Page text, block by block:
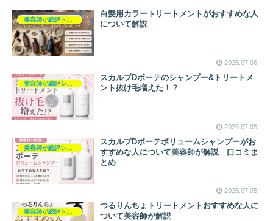
白髪用カラートリートメントがおすすめな人
について解説
2026.07.06
美容師が総評シャンプー
スカルプDボーテのシャンプー&トリートメ
ント抜け毛増えた！？
2026.07.05
スカルプDボーテボリュームシャンプーがお
すすめな人について美容師が解説 口コミま
とめ
2026.07.05
つるりんちょトリートメントおすすめな人に
ついて美容師が解説